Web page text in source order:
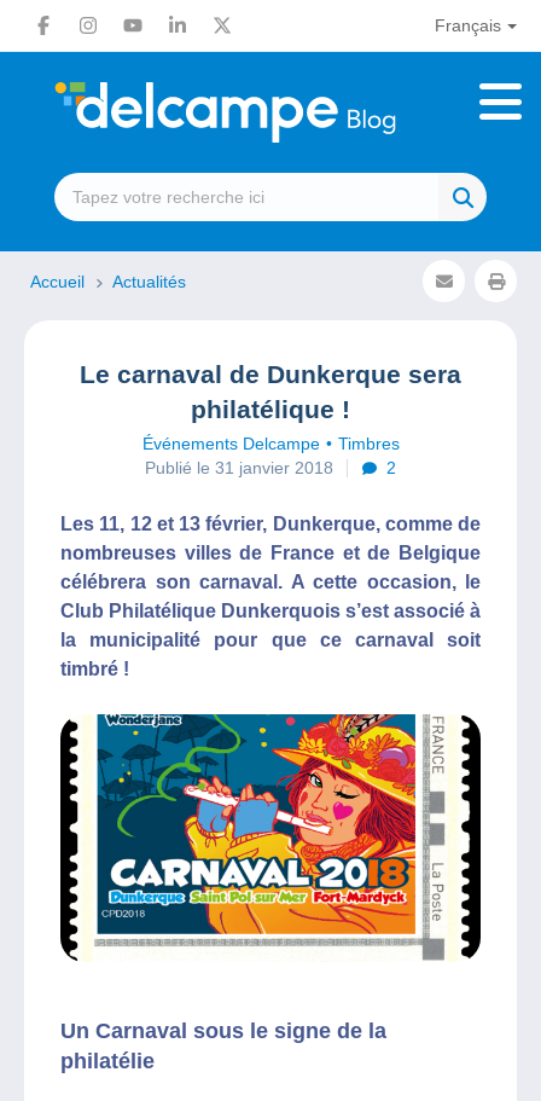
Français
Accueil Actualités
Le carnaval de Dunkerque sera
philatélique !
Événements Delcampe
Timbres
Publié le 31 janvier 2018
2
Les 11, 12 et 13 février, Dunkerque, comme de
nombreuses villes de France et de Belgique
célébrera son carnaval. A cette occasion, le
Club Philatélique Dunkerquois s’est associé à
la municipalité pour que ce carnaval soit
timbré !
Un Carnaval sous le signe de la
philatélie